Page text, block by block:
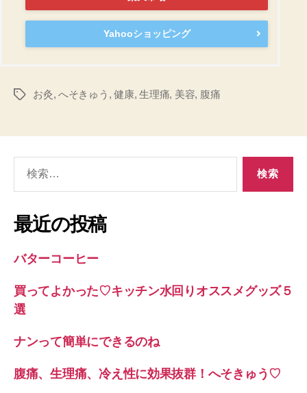
Yahooショッピング
タ
お灸, へそきゅう ,健康,生理痛, 美容, 腹痛
象:
最近の投稿
バターコーヒー
買ってよかった♡キッチン水回りオススメグッズ５
選
ナンって簡単にできるのね
腹痛、生理痛、冷え性に効果抜群！へそきゅう♡